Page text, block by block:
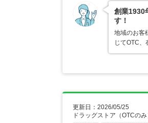
創業1930
す！
地域のお客
じてOTC
更新日：2026/05/25
ドラッグストア（OTCの